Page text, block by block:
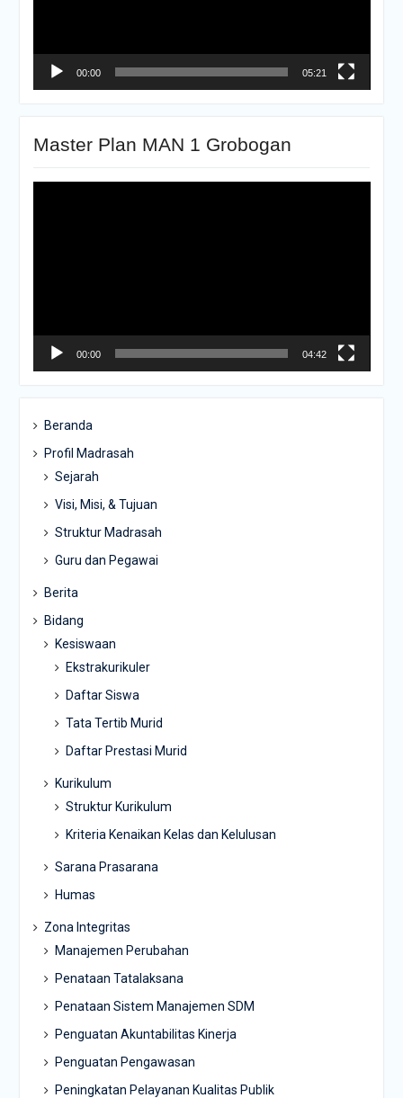
00:00 05:21
Master Plan MAN 1 Grobogan
00:00 04:42
Beranda
Profil Madrasah
Sejarah
Visi, Misi, & Tujuan
Struktur Madrasah
Guru dan Pegawai
Berita
Bidang
Kesiswaan
Ekstrakurikuler
Daftar Siswa
Tata Tertib Murid
Daftar Prestasi Murid
Kurikulum
Struktur Kurikulum
Kriteria Kenaikan Kelas dan Kelulusan
Sarana Prasarana
Humas
Zona Integritas
Manajemen Perubahan
Penataan Tatalaksana
Penataan Sistem Manajemen SDM
Penguatan Akuntabilitas Kinerja
Penguatan Pengawasan
Peningkatan Pelayanan Kualitas Publik